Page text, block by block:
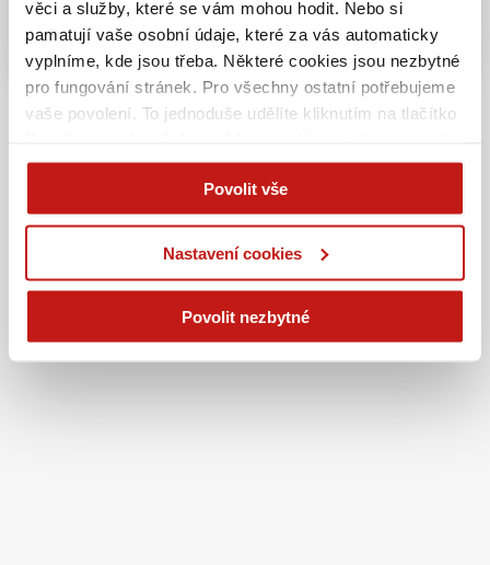
věci a služby, které se vám mohou hodit. Nebo si
pamatují vaše osobní údaje, které za vás automaticky
vyplníme, kde jsou třeba. Některé cookies jsou nezbytné
pro fungování stránek. Pro všechny ostatní potřebujeme
vaše povolení. To jednoduše udělíte kliknutím na tlačítko
Na základě vašeho souhlasu můžeme také při sjednání
na webu bezpečně sbírat vaše jméno, příjmení či email a
poskytovat je reklamním systémům jako Google
(business.safety.google/privacy), Sklik, atp. Tyto cookies
Je pro nás na prvním místě. Vždy dodržujeme přísná
pravidla ochrany osobních údajů.Více informací na této
stránce
Povolit vše
Nastavení cookies
Povolit nezbytné
241 114 114